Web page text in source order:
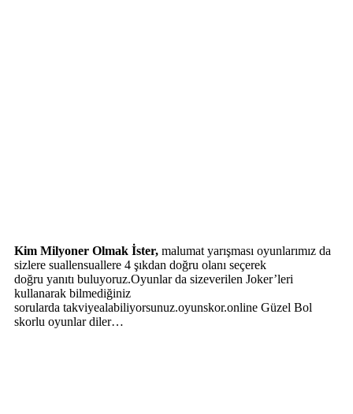
Kim Milyoner Olmak İster, malumat yarışması oyunlarımız da
sizlere suallensuallere 4 şıkdan doğru olanı seçerek
doğru yanıtı buluyoruz.Oyunlar da sizeverilen Joker’leri
kullanarak bilmediğiniz
sorularda takviyealabiliyorsunuz.oyunskor.online Güzel Bol
skorlu oyunlar diler…